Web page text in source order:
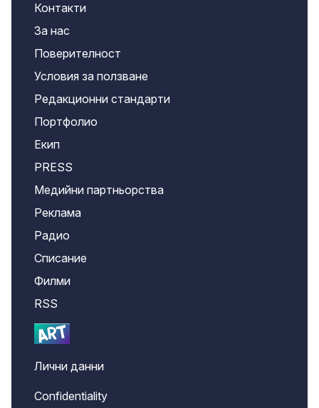
Контакти
За нас
Поверителност
Условия за ползване
Редакционни стандарти
Портфолио
Екип
PRESS
Медийни партньорства
Реклама
Радио
Списание
Филми
RSS
Лични данни
Confidentiality